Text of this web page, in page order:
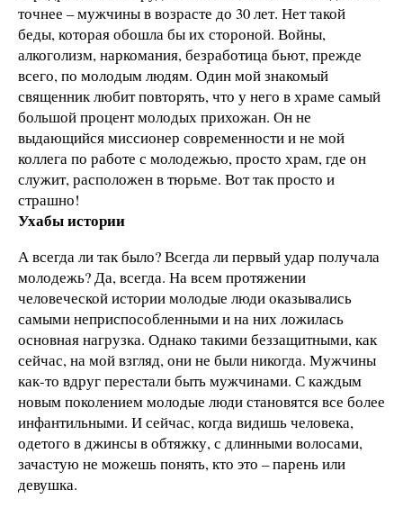
точнее – мужчины в возрасте до 30 лет. Нет такой
беды, которая обошла бы их стороной. Войны,
алкоголизм, наркомания, безработица бьют, прежде
всего, по молодым людям. Один мой знакомый
священник любит повторять, что у него в храме самый
большой процент молодых прихожан. Он не
выдающийся миссионер современности и не мой
коллега по работе с молодежью, просто храм, где он
служит, расположен в тюрьме. Вот так просто и
страшно!
Ухабы истории
А всегда ли так было? Всегда ли первый удар получала
молодежь? Да, всегда. На всем протяжении
человеческой истории молодые люди оказывались
самыми неприспособленными и на них ложилась
основная нагрузка. Однако такими беззащитными, как
сейчас, на мой взгляд, они не были никогда. Мужчины
как-то вдруг перестали быть мужчинами. С каждым
новым поколением молодые люди становятся все более
инфантильными. И сейчас, когда видишь человека,
одетого в джинсы в обтяжку, с длинными волосами,
зачастую не можешь понять, кто это – парень или
девушка.